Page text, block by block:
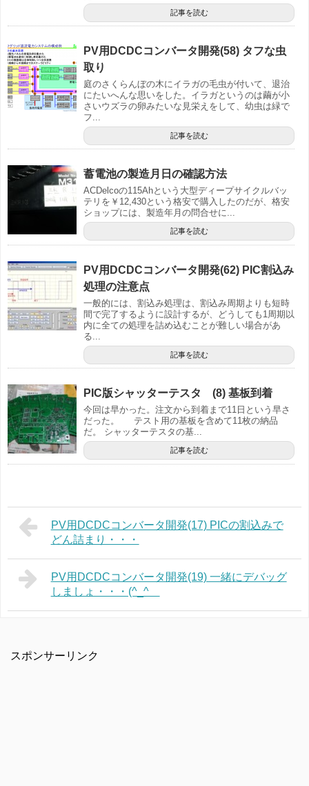
記事を読む
PV用DCDCコンバータ開発(58) タフな虫
取り
庭のさくらんぼの木にイラガの毛虫が付いて、退治
にたいへんな思いをした。イラガというのは繭が小
さいウズラの卵みたいな見栄えをして、幼虫は緑で
フ...
記事を読む
蓄電池の製造月日の確認方法
ACDelcoの115Ahという大型ディープサイクルバッ
テリを￥12,430という格安で購入したのだが、格安
ショップには、製造年月の問合せに...
記事を読む
PV用DCDCコンバータ開発(62) PIC割込み
処理の注意点
一般的には、割込み処理は、割込み周期よりも短時
間で完了するように設計するが、どうしても1周期以
内に全ての処理を詰め込むことが難しい場合があ
る...
記事を読む
PIC版シャッターテスタ (8) 基板到着
今回は早かった。注文から到着まで11日という早さ
だった。 テスト用の基板を含めて11枚の納品
だ。 シャッターテスタの基...
記事を読む
PV用DCDCコンバータ開発(17) PICの割込みで
どん詰まり・・・
PV用DCDCコンバータ開発(19) 一緒にデバッグ
しましょ・・・(^_^ゞ
スポンサーリンク